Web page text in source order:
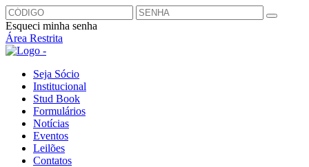
Esqueci minha senha
Área Restrita
Seja Sócio
Institucional
Stud Book
Formulários
Notícias
Eventos
Leilões
Contatos